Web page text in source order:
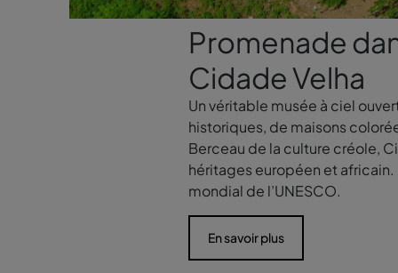
Promenade
Cidade Velha
Un véritable musée à ciel
historiques, de maisons
Berceau de la culture créole,
héritages européen et
mondial de l’UNESCO.
En savoir plus